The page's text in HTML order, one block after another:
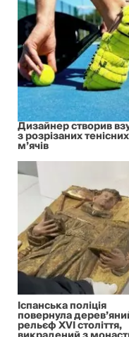
Дизайнер створив
з розрізаних тенісних
м’ячів
Іспанська поліція
повернула
рельєф XVI століття,